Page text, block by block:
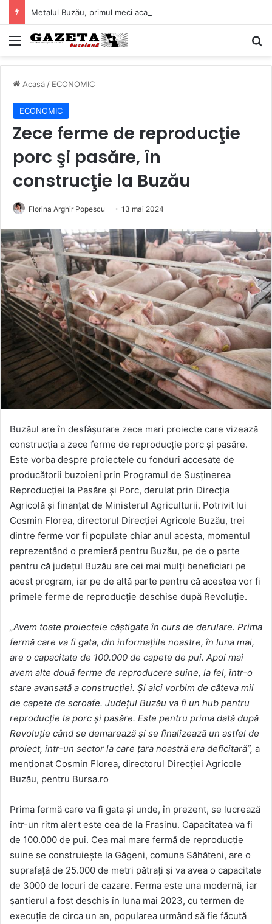
Mediu
Acasă / ECONOMIC
ECONOMIC
Zece ferme de reproducţie
porc şi pasăre, în
construcţie la Buzău
Florina Arghir Popescu 13 mai 2024
Buzăul are în desfăşurare zece mari proiecte care vizează
construcţia a zece ferme de reproducţie porc şi pasăre.
Este vorba despre proiectele cu fonduri accesate de
producătorii buzoieni prin Programul de Susţinerea
Reproducţiei la Pasăre şi Porc, derulat prin Direcţia
Agricolă şi finanţat de Ministerul Agriculturii. Potrivit lui
Cosmin Florea, directorul Direcţiei Agricole Buzău, trei
dintre ferme vor fi populate chiar anul acesta, momentul
reprezentând o premieră pentru Buzău, pe de o parte
pentru că judeţul Buzău are cei mai mulţi beneficiari pe
acest program, iar pe de altă parte pentru că acestea vor fi
primele ferme de reproducţie deschise după Revoluţie.
„Avem toate proiectele căştigate în curs de derulare. Prima
fermă care va fi gata, din informaţiile noastre, în luna mai,
are o capacitate de 100.000 de capete de pui. Apoi mai
avem alte două ferme de reproducere suine, la fel, într-o
stare avansată a construcţiei. Şi aici vorbim de câteva mii
de capete de scroafe. Judeţul Buzău va fi un hub pentru
reproducţie la porc şi pasăre. Este pentru prima dată după
Revoluţie când se demarează şi se finalizează un astfel de
proiect, într-un sector la care ţara noastră era deficitară”, a
menționat Cosmin Florea, directorul Direcţiei Agricole
Buzău, pentru Bursa.ro
Prima fermă care va fi gata şi unde, în prezent, se lucrează
într-un ritm alert este cea de la Frasinu. Capacitatea va fi
de 100.000 de pui. Cea mai mare fermă de reproducţie
suine se construieşte la Găgeni, comuna Săhăteni, are o
suprafaţă de 25.000 de metri pătraţi şi va avea o capacitate
de 3000 de locuri de cazare. Ferma este una modernă, iar
şantierul a fost deschis în luna mai 2023, cu termen de
execuţie de circa un an, popularea urmând să fie făcută